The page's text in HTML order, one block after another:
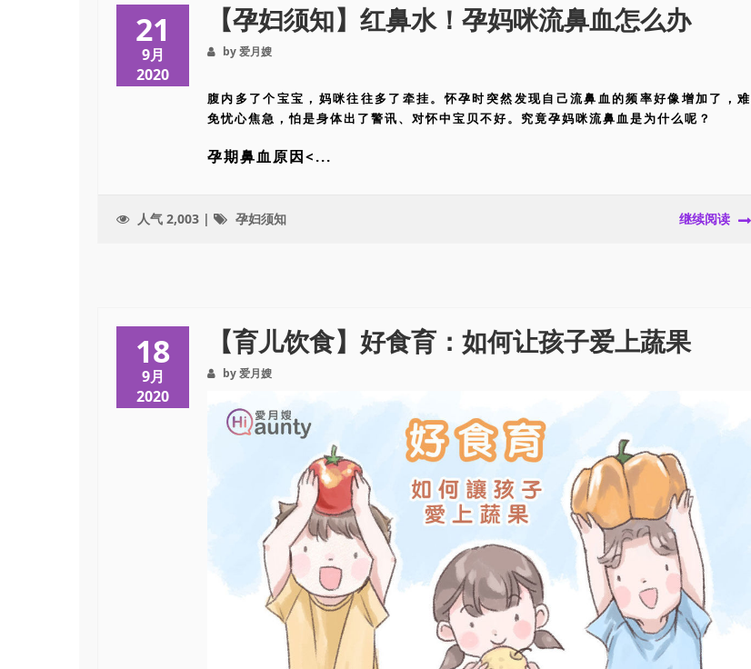
21
9月
2020
【孕妇须知】红鼻水！孕妈咪流鼻血怎么办
by 爱月嫂
腹内多了个宝宝，妈咪往往多了牵挂。怀孕时突然发现自己流鼻血的频率好像增加了，难
免忧心焦急，怕是身体出了警讯、对怀中宝贝不好。究竟孕妈咪流鼻血是为什么呢？
孕期鼻血原因<...
人气 2,003 | 孕妇须知 继续阅读
18
9月
2020
【育儿饮食】好食育：如何让孩子爱上蔬果
by 爱月嫂